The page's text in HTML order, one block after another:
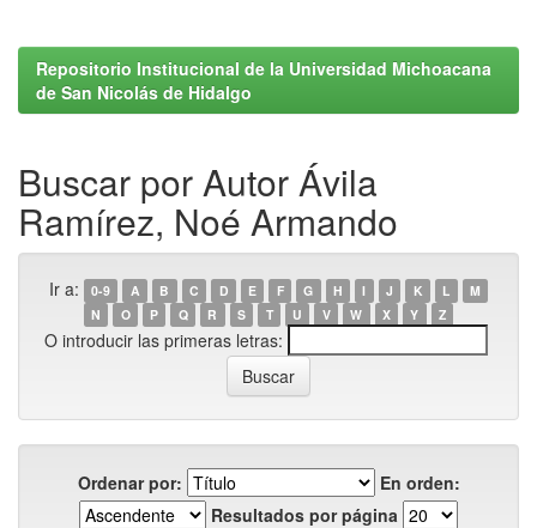
Repositorio Institucional de la Universidad Michoacana
de San Nicolás de Hidalgo
Buscar por Autor Ávila
Ramírez, Noé Armando
Ir a: 0-9 A B C D E F G H I J K L
M
N
O P Q R S T U V W X Y Z
O introducir las primeras letras:
Ordenar por:
En orden:
Resultados por página